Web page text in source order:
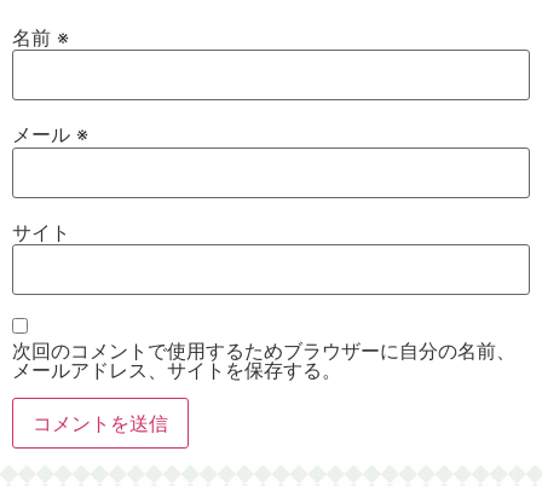
名前 ※
メール ※
サイト
次回のコメントで使用するためブラウザーに自分の名前、
メールアドレス、サイトを保存する。